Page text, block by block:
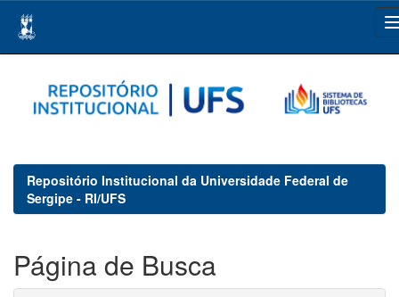
navigation
Repositório Institucional da Universidade Federal de
Sergipe - RI/UFS
Página de Busca